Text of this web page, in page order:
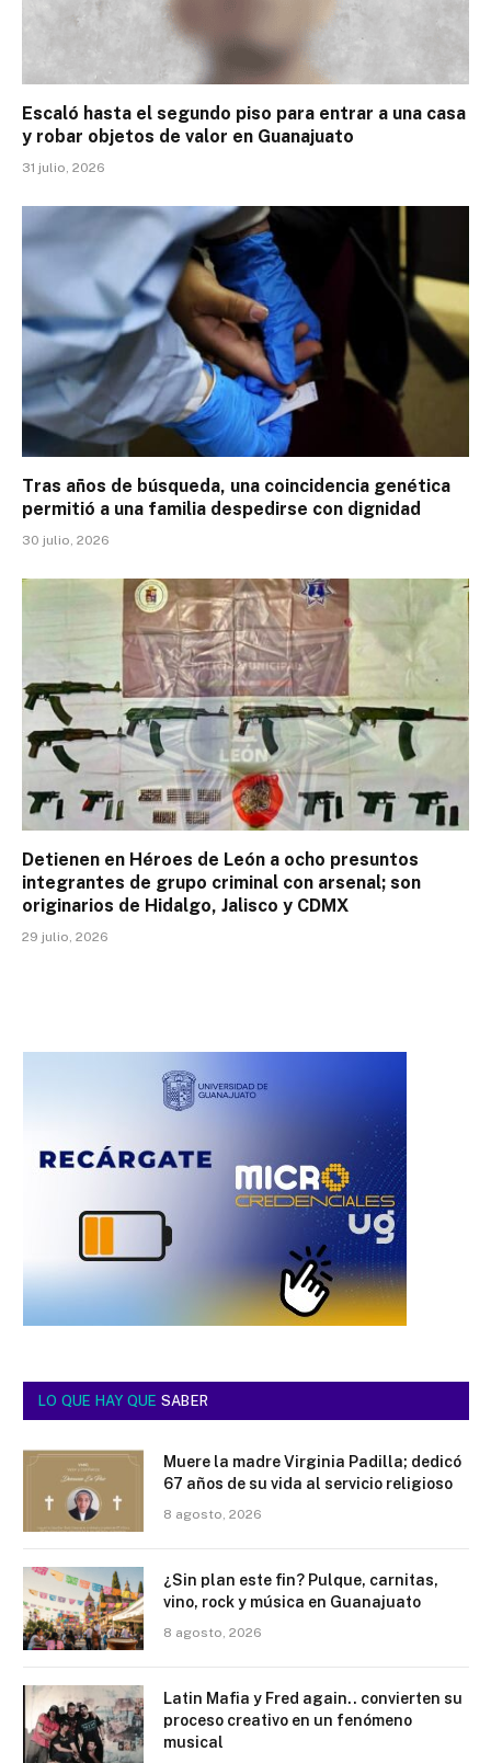
Escaló hasta el segundo piso para entrar a una casa
y robar objetos de valor en Guanajuato
31 julio, 2026
Tras años de búsqueda, una coincidencia genética
permitió a una familia despedirse con dignidad
30 julio, 2026
Detienen en Héroes de León a ocho presuntos
integrantes de grupo criminal con arsenal; son
originarios de Hidalgo, Jalisco y CDMX
29 julio, 2026
LO QUE HAY QUE SABER
Muere la madre Virginia Padilla; dedicó
67 años de su vida al servicio religioso
8 agosto, 2026
¿Sin plan este fin? Pulque, carnitas,
vino, rock y música en Guanajuato
8 agosto, 2026
Latin Mafia y Fred again.. convierten su
proceso creativo en un fenómeno
musical